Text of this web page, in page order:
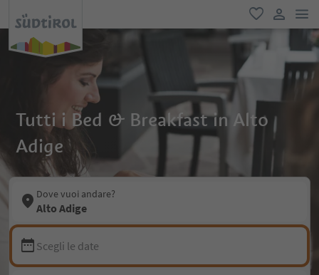
favoriti
user link
Tutti i Bed & Breakfast in Alto
Adige
Dove vuoi andare?
Alto Adige
Scegli le date